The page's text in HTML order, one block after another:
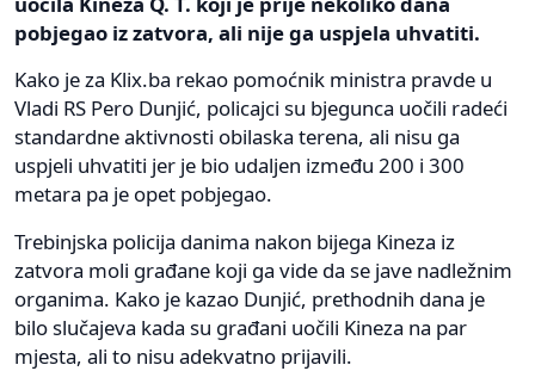
pobjegao iz zatvora, ali nije ga uspjela uhvatiti.
Kako je za Klix.ba rekao pomoćnik ministra pravde u
Vladi RS Pero Dunjić, policajci su bjegunca uočili radeći
standardne aktivnosti obilaska terena, ali nisu ga
uspjeli uhvatiti jer je bio udaljen između 200 i 300
metara pa je opet pobjegao.
Trebinjska policija danima nakon bijega Kineza iz
zatvora moli građane koji ga vide da se jave nadležnim
organima. Kako je kazao Dunjić, prethodnih dana je
bilo slučajeva kada su građani uočili Kineza na par
mjesta, ali to nisu adekvatno prijavili.